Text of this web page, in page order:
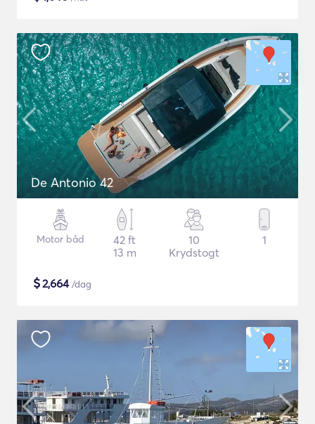
De Antonio 42
Motor båd
42 ft
13 m
10
Krydstogt
1
$2,664/dag